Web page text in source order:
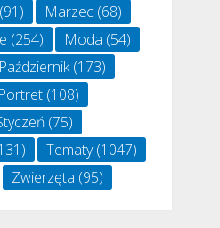
Marzec(68)
(254) Moda (54)
Październik(173)
Portret(108)
(75)
Tematy(1047)
Zwierzęta (95)